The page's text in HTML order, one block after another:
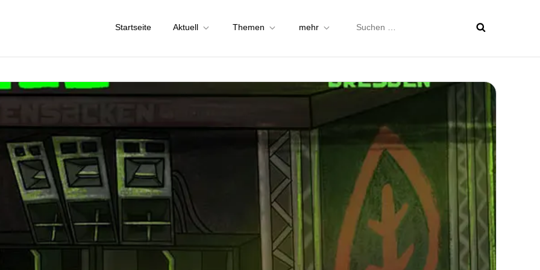
Startseite Aktuell Themen mehr
nach: